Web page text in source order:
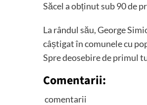
Săcel a obținut sub 90 de
La rândul său, George
câștigat în comunele cu
Spre deosebire de primul
Comentarii:
comentarii